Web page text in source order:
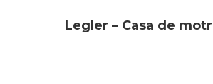
Legler – Casa de